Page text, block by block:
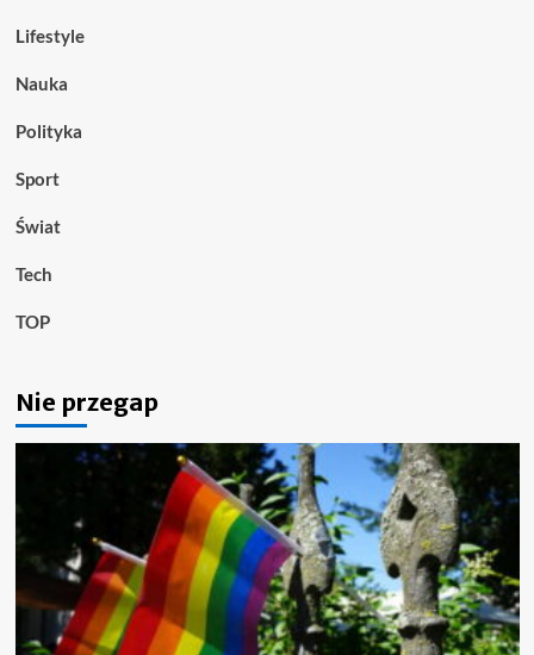
Lifestyle
Nauka
Polityka
Sport
Świat
Tech
TOP
Nie przegap